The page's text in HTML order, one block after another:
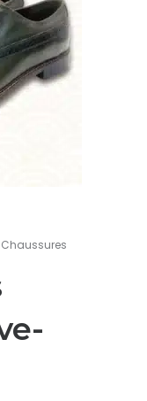
Chaussures